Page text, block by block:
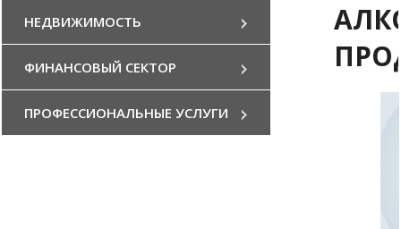
НЕДВИЖИМОСТЬ
ФИНАНСОВЫЙ СЕКТОР
ПРОФЕССИОНАЛЬНЫЕ УСЛУГИ